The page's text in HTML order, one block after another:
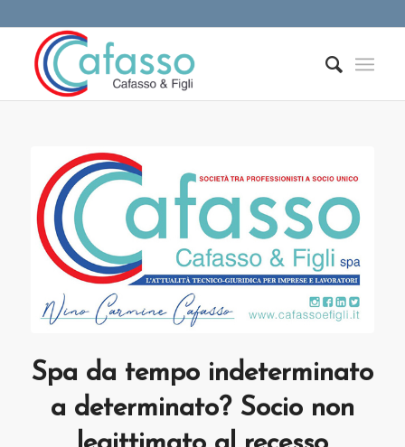
Spa da tempo indeterminato
a determinato? Socio non